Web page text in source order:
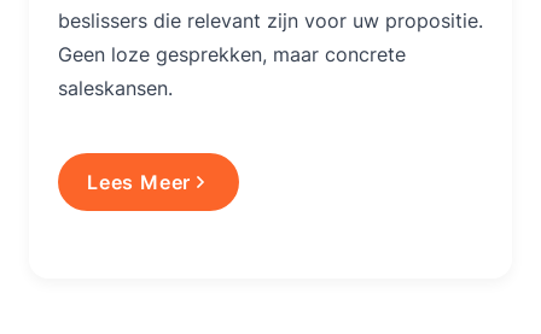
beslissers die relevant zijn voor uw propositie.
Geen loze gesprekken, maar concrete
saleskansen.
Lees Meer